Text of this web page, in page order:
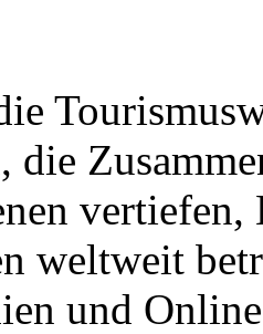
die
weltweit
und